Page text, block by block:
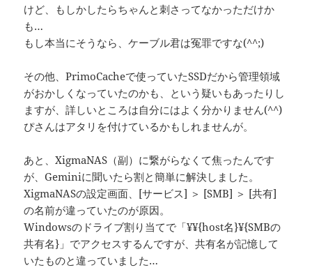
けど、もしかしたらちゃんと刺さってなかっただけか
も…
もし本当にそうなら、ケーブル君は冤罪ですな(^^;)
その他、PrimoCacheで使っていたSSDだから管理領域
がおかしくなっていたのかも、という疑いもあったりし
ますが、詳しいところは自分にはよく分かりません(^^)
ぴさんはアタリを付けているかもしれませんが。
あと、XigmaNAS（副）に繋がらなくて焦ったんです
が、Geminiに聞いたら割と簡単に解決しました。
XigmaNASの設定画面、[サービス] ＞ [SMB] ＞ [共有]
の名前が違っていたのが原因。
Windowsのドライブ割り当てで「¥¥{host名}¥{SMBの
共有名}」でアクセスするんですが、共有名が記憶して
いたものと違っていました…